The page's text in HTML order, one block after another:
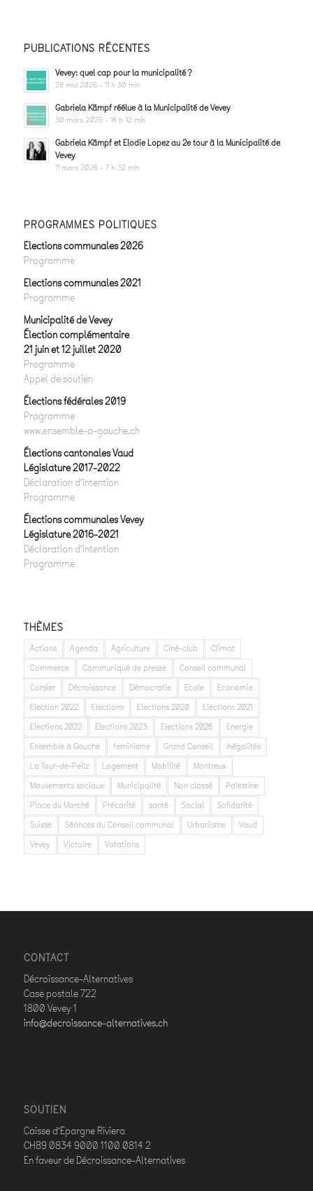
PUBLICATIONS RÉCENTES
Vevey: quel cap pour la municipalité ?
28 mai 2026 - 11 h 30 min
Gabriela Kämpf réélue à la Municipalité de Vevey
30 mars 2026 - 14 h 10 min
Gabriela Kämpf et Elodie Lopez au 2e tour à la Municipalité de
Vevey
11 mars 2026 - 7 h 32 min
PROGRAMMES POLITIQUES
Elections communales 2026
Programme
Elections communales 2021
Programme
Municipalité de Vevey
Élection complémentaire
21 juin et 12 juillet 2020
Programme
Appel de soutien
Élections fédérales 2019
Programme
www.ensemble-a-gauche.ch
Élections cantonales Vaud
Législature 2017-2022
Déclaration d’intention
Programme
Élections communales Vevey
Législature 2016-2021
Déclaration d’intention
Programme
THÈMES
Actions Agenda Agriculture Ciné-club
Climat
Commerce
Communiqué de presse
Conseil communal
Corsier
Décroissance Démocratie Ecole
Economie
Election 2022
Elections Elections 2020
Elections 2021
Elections 2022
Elections 2023 Elections 2026
Energie
Ensemble à Gauche
feminisme Grand Conseil
Inégalités
La Tour-de-Peilz
Logement Mobilité
Montreux
Mouvements sociaux
Municipalité Non classé
Palestine
Place du Marché
Précarité santé Social
Solidarité
Suisse
Séances du Conseil communal Urbanisme
Vaud
Vevey
Victoire Votations
CONTACT
Décroissance-Alternatives
Case postale 722
1800 Vevey 1
info@decroissance-alternatives.ch
SOUTIEN
Caisse d’Epargne Riviera
CH89 0834 9000 1100 0814 2
En faveur de Décroissance-Alternatives